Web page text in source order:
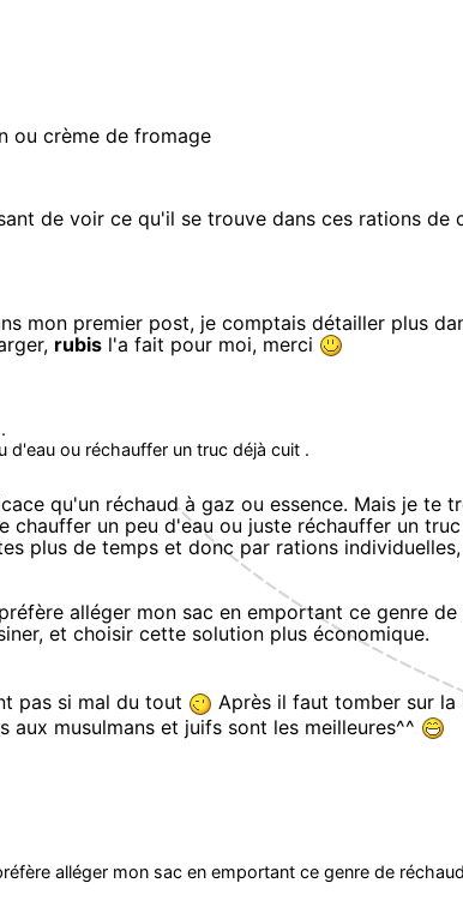
ou crème de fromage
de voir ce qu'il se trouve dans ces rations de
mon premier post, je comptais détailler plus
rubis l'a fait pour moi, merci
ou réchauffer un truc déjà cuit .
qu'un réchaud à gaz ou essence. Mais je te
chauffer un peu d'eau ou juste réchauffer un
plus de temps et donc par rations
alléger mon sac en emportant ce genre de
et choisir cette solution plus économique.
pas si mal du tout
Après il faut tomber sur la
aux musulmans et juifs sont les meilleures^^
alléger mon sac en emportant ce genre de